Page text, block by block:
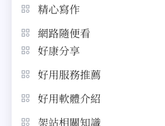
精心寫作
網路隨便看
好康分享
好用服務推薦
好用軟體介紹
架站相關知識